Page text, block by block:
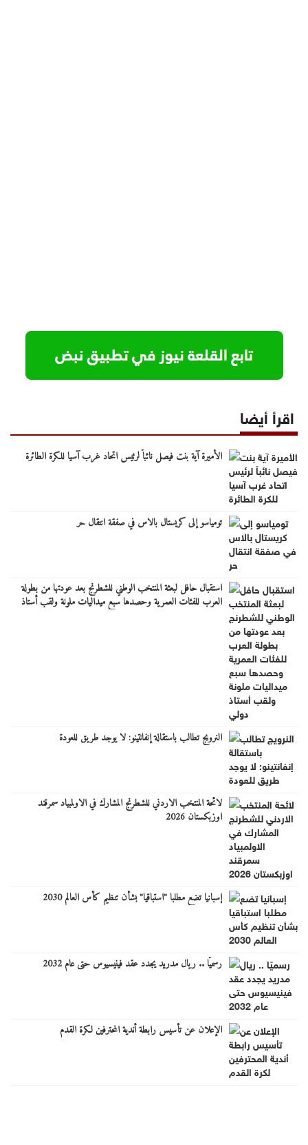
اقرأ أيضا
الأميرة آية بنت فيصل نائباً لرئيس اتحاد غرب آسيا للكرة الطائرة
تومياسو إلى كريستال بالاس في صفقة انتقال حر
استقبال حافل لبعثة المنتخب الوطني للشطرنج بعد عودتها من بطولة
العرب للفئات العمرية وحصدها سبع ميداليات ملونة ولقب أستاذ
النرويج تطالب باستقالة إنفانتينو: لا يوجد طريق للعودة
لائحة المنتخب الاردني للشطرنج المشارك في الاولمبياد سمرقند
اوزبكستان 2026
إسبانيا تضع مطلبا "استباقيا" بشأن تنظيم كأس العالم 2030
رسميًا .. ريال مدريد يجدد عقد فينيسيوس حتى عام 2032
الإعلان عن تأسيس رابطة أندية المحترفين لكرة القدم